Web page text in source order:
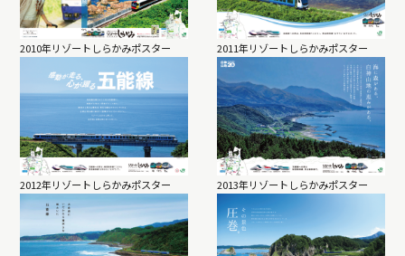
2010年リゾートしらかみポスター 2011年リゾートしらかみポスター
2012年リゾートしらかみポスター 2013年リゾートしらかみポスター